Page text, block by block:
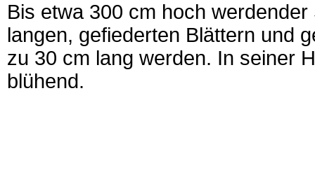
Bis etwa 300 cm hoch
langen, gefiederten Blättern und
zu 30 cm lang werden. In seiner
blühend.